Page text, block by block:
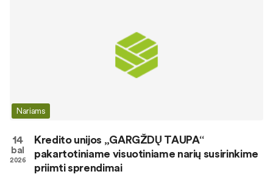
Nariams
14
bal
2026
Kredito unijos „GARGŽDŲ TAUPA“
pakartotiniame visuotiniame narių susirinkime
priimti sprendimai